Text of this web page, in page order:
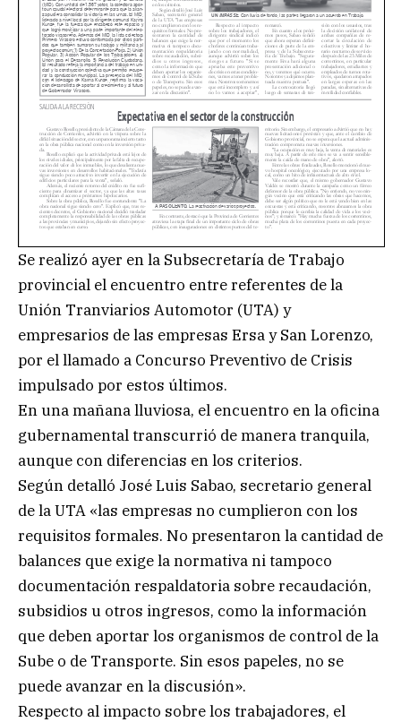
Se realizó ayer en la Subsecretaría de Trabajo
provincial el encuentro entre referentes de la
Unión Tranviarios Automotor (UTA) y
empresarios de las empresas Ersa y San Lorenzo,
por el llamado a Concurso Preventivo de Crisis
impulsado por estos últimos.
En una mañana lluviosa, el encuentro en la oficina
gubernamental transcurrió de manera tranquila,
aunque con diferencias en los criterios.
Según detalló José Luis Sabao, secretario general
de la UTA «las empresas no cumplieron con los
requisitos formales. No presentaron la cantidad de
balances que exige la normativa ni tampoco
documentación respaldatoria sobre recaudación,
subsidios u otros ingresos, como la información
que deben aportar los organismos de control de la
Sube o de Transporte. Sin esos papeles, no se
puede avanzar en la discusión».
Respecto al impacto sobre los trabajadores, el